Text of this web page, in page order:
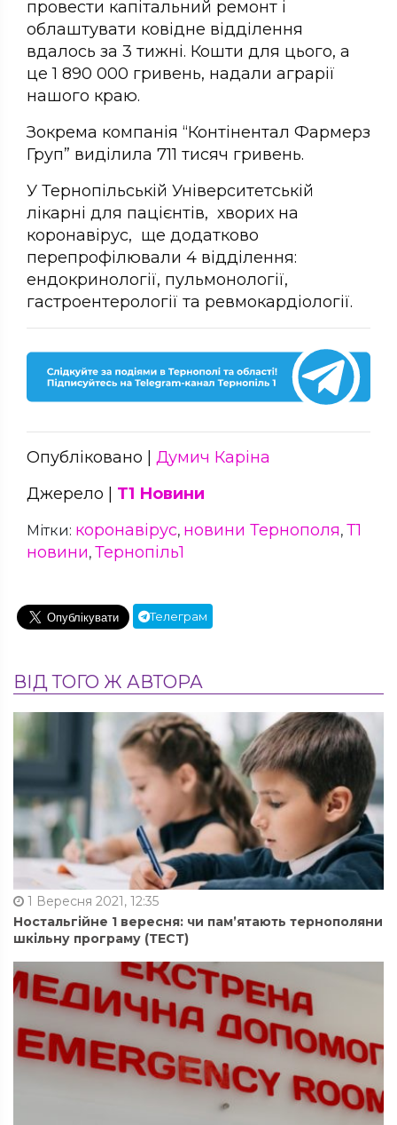
провести капітальний ремонт і
облаштувати ковідне відділення
вдалось за 3 тижні. Кошти для цього, а
це 1 890 000 гривень, надали аграрії
нашого краю.
Зокрема компанія “Контінентал Фармерз
Груп” виділила 711 тисяч гривень.
У Тернопільській Університетській
лікарні для пацієнтів, хворих на
коронавірус, ще додатково
перепрофілювали 4 відділення:
ендокринології, пульмонології,
гастроентерології та ревмокардіології.
Опубліковано | Думич Каріна
Джерело | Т1 Новини
Мітки: коронавірус, новини Тернополя, Т1
новини, Тернопіль1
Телеграм
ВІД ТОГО Ж АВТОРА
1 Вересня 2021, 12:35
Ностальгійне 1 вересня: чи пам’ятають тернополяни
шкільну програму (ТЕСТ)